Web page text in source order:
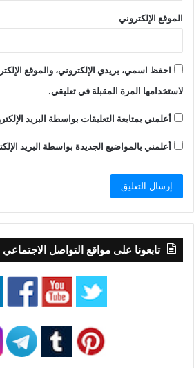
الموقع الإلكتروني
احفظ اسمي، بريدي الإلكتروني، والموقع
لاستخدامها المرة المقبلة في تعليقي.
أعلمني بمتابعة التعليقات بواسطة البريد
أعلمني بالمواضيع الجديدة بواسطة البريد
تابعونا على مواقع التواصل الاجتماعي